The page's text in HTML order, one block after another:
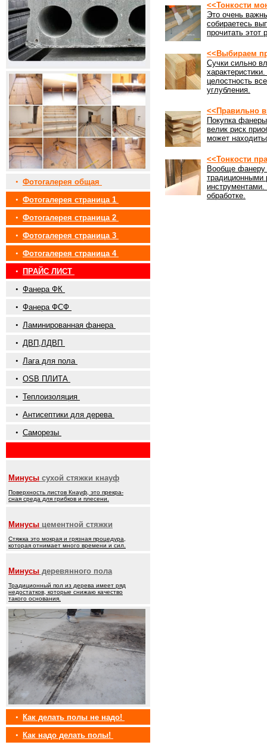
• Фотогалерея общая
• Фотогалерея страница 1
• Фотогалерея страница 2
• Фотогалерея страница 3
• Фотогалерея страница 4
•
ПРАЙС ЛИСТ
• Фанера ФК
• Фанера ФСФ
• Ламинированная фанера
• ДВП,ЛДВП
• Лага для пола
• OSB ПЛИТА
• Теплоизоляция
• Антисептики для дерева
• Саморезы
Минусы сухой стяжки кнауф
Поверхность листов Кнауф, это прекра-
сная среда для грибков и плесени.
Минусы цементной стяжки
Стяжка это мокрая и грязная процедура,
которая отнимает много времени и сил.
Минусы деревянного пола
Традиционный пол из дерева имеет ряд
недостатков, которые снижаю качество
такого основания.
•
Как делать полы не надо!
•
Как надо делать полы!
<<Тонкости
Это очень
собираетесь
прочитать этот
<<Выбираем
Сучки сильно
целостность
углубления.
<<Правильно
Покупка
велик риск
может
<<Тонкости
Вообще фанеру
традиционными
обработке.